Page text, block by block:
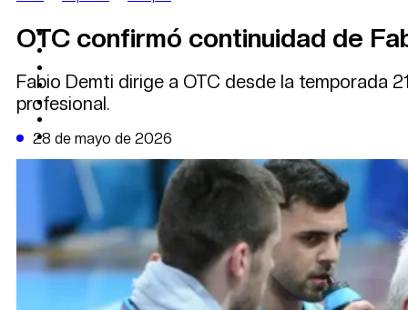
AGRO
DEPORTES
POLÍTICA
CAMBIO CLIMÁTICO
DE LA TRIBUNA TV
OTC confirmó continuidad de
Fabio Demti dirige a OTC desde la temporada
profesional.
28 de mayo de 2026